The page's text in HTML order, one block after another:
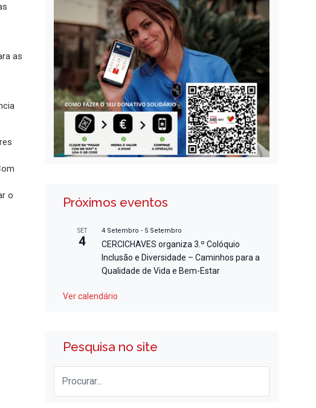
as
o
Próximos eventos
SET
4
4 Setembro - 5 Setembro
CERCICHAVES organiza 3.º Colóquio
Inclusão e Diversidade – Caminhos para a
Qualidade de Vida e Bem-Estar
Ver calendário
Pesquisa no site